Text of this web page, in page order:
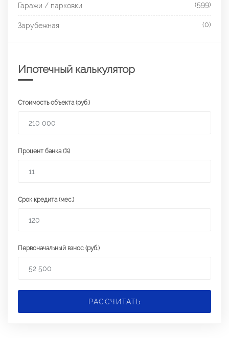
Гаражи / парковки (599)
Зарубежная (0)
Ипотечный калькулятор
Стоимость объекта (руб.)
Процент банка (%)
Срок кредита (мес.)
Первоначальный взнос (руб.)
РАССЧИТАТЬ